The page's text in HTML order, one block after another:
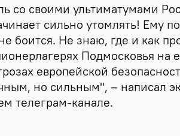
со своими ультиматумами
сильно утомлять! Ему
боится. Не знаю, где и как
Подмосковья на
европейской
но сильным", – написал
телеграм-канале.